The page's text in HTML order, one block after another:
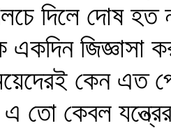
দিলে দোষ হত
একদিন
কেন এত
তো কেবল